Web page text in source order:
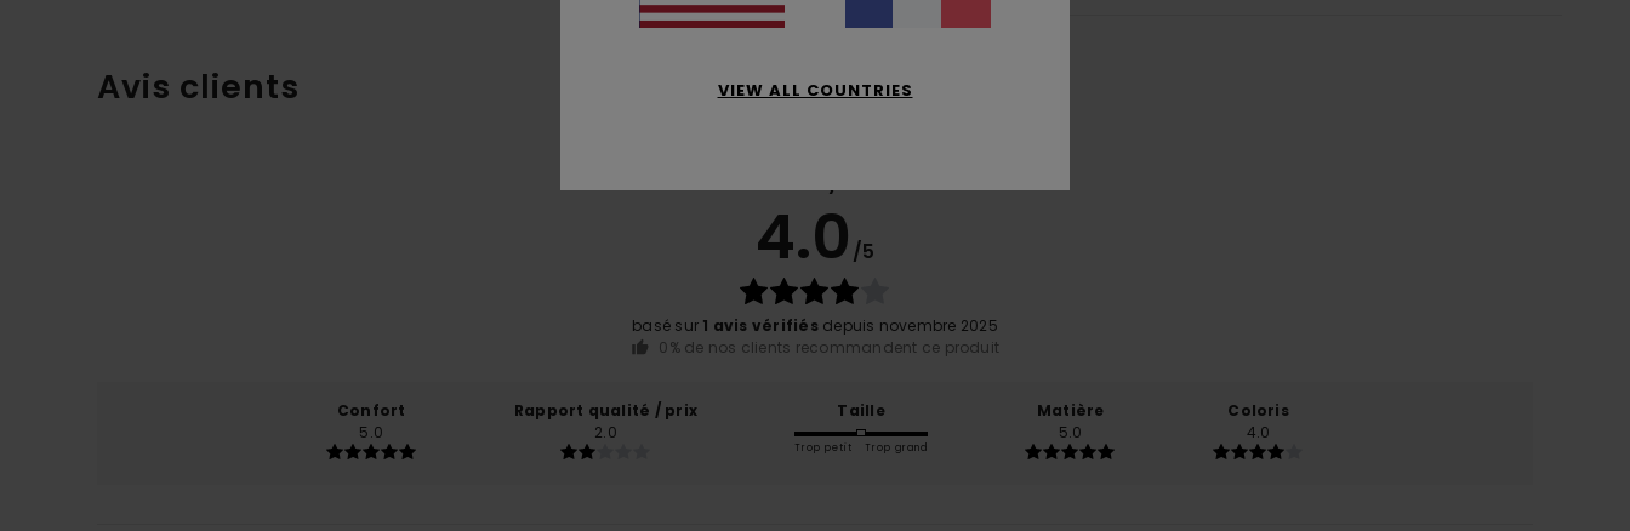
Avis clients
4.0 /5
basé sur 1 avis vérifiés depuis novembre 2025
0% de nos clients recommandent ce produit
Confort
5.0
Rapport qualité / prix
2.0
Taille
Trop petit Trop grand
Matière
5.0
Coloris
4.0
VIEW ALL COUNTRIES